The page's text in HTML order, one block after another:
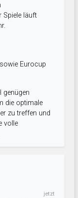
Spiele läuft
Eurocup
genügen
die optimale
zu treffen und
volle
jetzt